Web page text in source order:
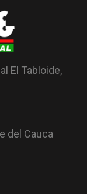
El Tabloide,
del Cauca